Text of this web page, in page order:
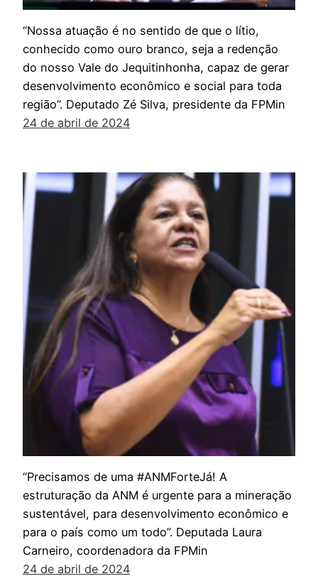
“Nossa atuação é no sentido de que o lítio,
conhecido como ouro branco, seja a redenção
do nosso Vale do Jequitinhonha, capaz de gerar
desenvolvimento econômico e social para toda
região”. Deputado Zé Silva, presidente da FPMin
24 de abril de 2024
“Precisamos de uma #ANMForteJá! A
estruturação da ANM é urgente para a mineração
sustentável, para desenvolvimento econômico e
para o país como um todo”. Deputada Laura
Carneiro, coordenadora da FPMin
24 de abril de 2024